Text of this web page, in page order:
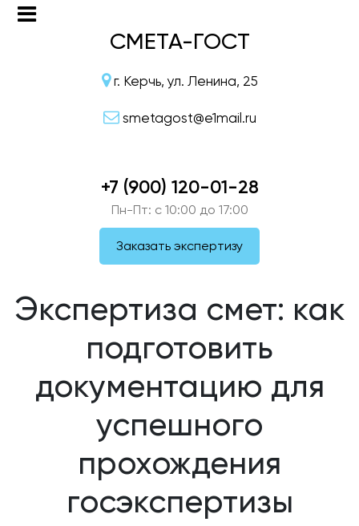
СМЕТА-ГОСТ
г. Керчь, ул. Ленина, 25
smetagost@e1mail.ru
+7 (900) 120-01-28
Пн-Пт: c 10:00 до 17:00
Заказать экспертизу
Экспертиза смет: как
подготовить
документацию для
успешного
прохождения
госэкспертизы